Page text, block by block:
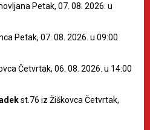
Petak, 07. 08. 2026. u
Petak, 07. 08. 2026. u 09:00
Četvrtak, 06. 08. 2026. u 14:00
st.76 iz Žiškovca Četvrtak,